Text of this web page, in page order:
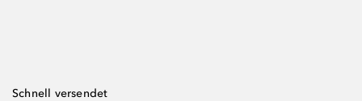
Schnell versendet